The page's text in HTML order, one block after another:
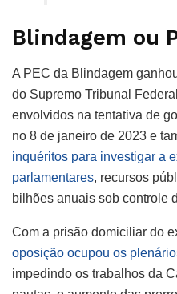
Blindagem ou
A PEC da Blindagem
do Supremo Tribunal
envolvidos na tentativa de
no 8 de janeiro de 2023 e
inquéritos para investigar a
parlamentares, recursos
bilhões anuais sob controle
Com a prisão domiciliar do
oposição ocupou os
impedindo os trabalhos da